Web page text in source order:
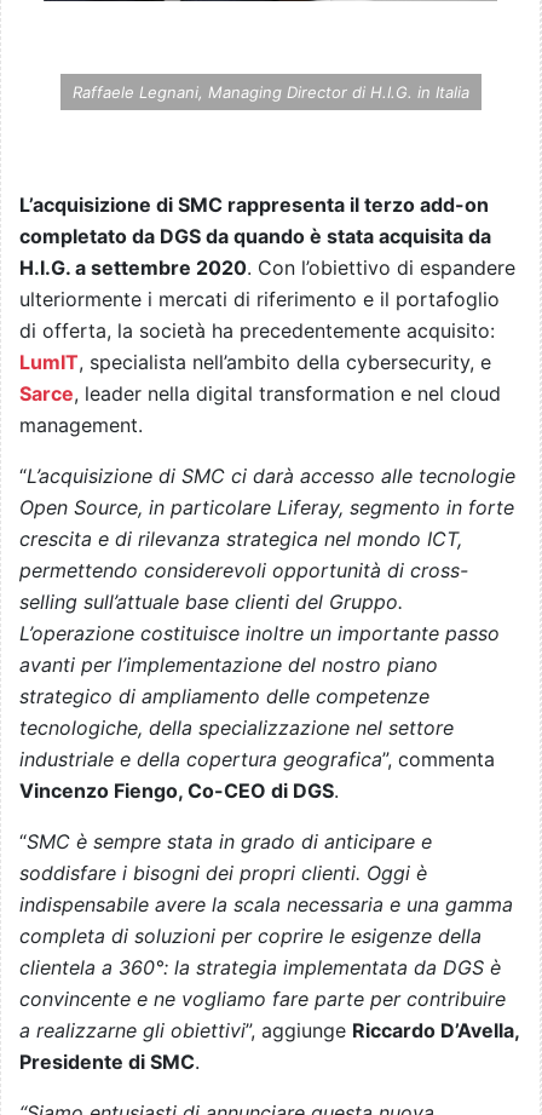
Raffaele Legnani, Managing Director di H.I.G. in Italia
L’acquisizione di SMC rappresenta il terzo add-on
completato da DGS da quando è stata acquisita da
H.I.G. a settembre 2020. Con l’obiettivo di espandere
ulteriormente i mercati di riferimento e il portafoglio
di offerta, la società ha precedentemente acquisito:
LumIT, specialista nell’ambito della cybersecurity, e
Sarce, leader nella digital transformation e nel cloud
management.
“L’acquisizione di SMC ci darà accesso alle tecnologie
Open Source, in particolare Liferay, segmento in forte
crescita e di rilevanza strategica nel mondo ICT,
permettendo considerevoli opportunità di cross-
selling sull’attuale base clienti del Gruppo.
L’operazione costituisce inoltre un importante passo
avanti per l’implementazione del nostro piano
strategico di ampliamento delle competenze
tecnologiche, della specializzazione nel settore
industriale e della copertura geografica”, commenta
Vincenzo Fiengo, Co-CEO di DGS.
“SMC è sempre stata in grado di anticipare e
soddisfare i bisogni dei propri clienti. Oggi è
indispensabile avere la scala necessaria e una gamma
completa di soluzioni per coprire le esigenze della
clientela a 360°: la strategia implementata da DGS è
convincente e ne vogliamo fare parte per contribuire
a realizzarne gli obiettivi”, aggiunge Riccardo D’Avella,
Presidente di SMC.